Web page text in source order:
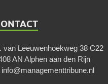
van Leeuwenhoekweg 38 C22
AN Alphen aan den Rijn
info@managementtribune.nl